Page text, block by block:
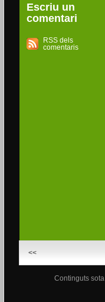
Escriu un
comentari
RSS dels
comentaris
<<
Continguts sota